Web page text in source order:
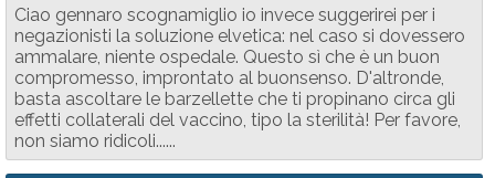
Ciao gennaro scognamiglio io invece suggerirei per i
negazionisti la soluzione elvetica: nel caso si dovessero
ammalare, niente ospedale. Questo sì che è un buon
compromesso, improntato al buonsenso. D'altronde,
basta ascoltare le barzellette che ti propinano circa gli
effetti collaterali del vaccino, tipo la sterilità! Per favore,
non siamo ridicoli......